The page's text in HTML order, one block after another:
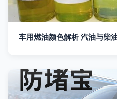
车用燃油颜色解析 汽油与柴